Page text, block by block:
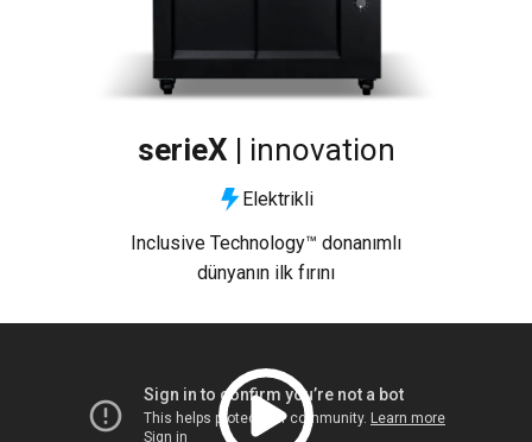
serieX | innovation
Elektrikli
Inclusive Technology™ donanımlı
dünyanın ilk fırını